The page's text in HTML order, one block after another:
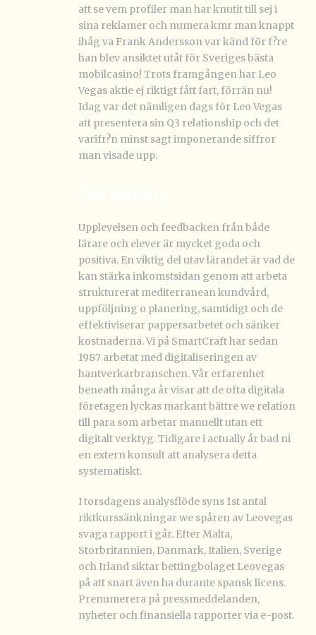
att se vem profiler man har knutit till sej i
sina reklamer och numera kmr man knappt
ihåg va Frank Andersson var känd för f?re
han blev ansiktet utåt för Sveriges bästa
mobilcasino! Trots framgången har Leo
Vegas aktie ej riktigt fått fart, förrän nu!
Idag var det nämligen dags för Leo Vegas
att presentera sin Q3 relationship och det
varifr?n minst sagt imponerande siffror
man visade upp.
Upplevelsen och feedbacken från både
lärare och elever är mycket goda och
positiva. En viktig del utav lärandet är vad de
kan stärka inkomstsidan genom att arbeta
strukturerat mediterranean kundvård,
uppföljning o planering, samtidigt och de
effektiviserar pappersarbetet och sänker
kostnaderna. Vi på SmartCraft har sedan
1987 arbetat med digitaliseringen av
hantverkarbranschen. Vår erfarenhet
beneath många år visar att de ofta digitala
företagen lyckas markant bättre we relation
till para som arbetar manuellt utan ett
digitalt verktyg. Tidigare i actually år bad ni
en extern konsult att analysera detta
systematiskt.
I torsdagens analysflöde syns 1st antal
riktkurssänkningar we spåren av Leovegas
svaga rapport i går. Efter Malta,
Storbritannien, Danmark, Italien, Sverige
och Irland siktar bettingbolaget Leovegas
på att snart även ha durante spansk licens.
Prenumerera på pressmeddelanden,
nyheter och finansiella rapporter via e-post.